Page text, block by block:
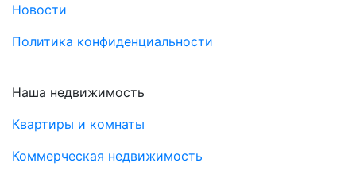
Новости
Политика конфиденциальности
Наша недвижимость
Квартиры и комнаты
Коммерческая недвижимость